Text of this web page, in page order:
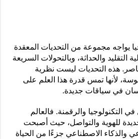
يواجه مجموعة من التحديات المعقدة
التقليد والحداثة، وبالتحولات السريعة
هذه التحديات ليست نظرية
لأنها تمس قدرة هذا العلم على
في سياقات جديدة.
التكنولوجيا والرقمنة. فالعالم
للهوية والتواصل، حيث أصبحت
والذكاء الاصطناعي جزءًا من الحياة